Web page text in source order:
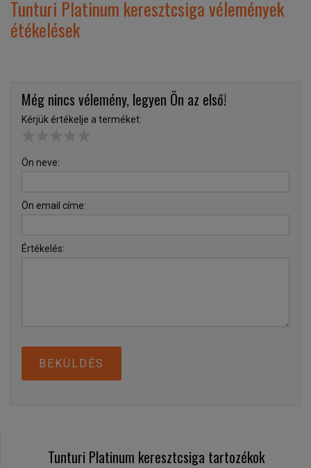
Tunturi Platinum keresztcsiga vélemények
étékelések
Még nincs vélemény, legyen Ön az első!
Kérjük értékelje a terméket:
Ön neve:
Ön email címe:
Értékelés:
BEKÜLDÉS
Tunturi Platinum keresztcsiga tartozékok